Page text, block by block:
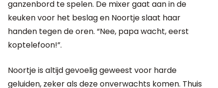
ganzenbord te spelen. De mixer gaat aan in de
keuken voor het beslag en Noortje slaat haar
handen tegen de oren. “Nee, papa wacht, eerst
koptelefoon!”.
Noortje is altijd gevoelig geweest voor harde
geluiden, zeker als deze onverwachts komen. Thuis